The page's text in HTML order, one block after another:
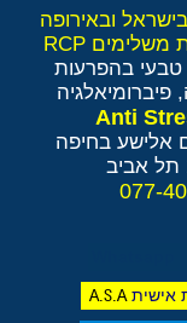
אישיתA.S.A
טבעי בהפרעות
אלישע בחיפה